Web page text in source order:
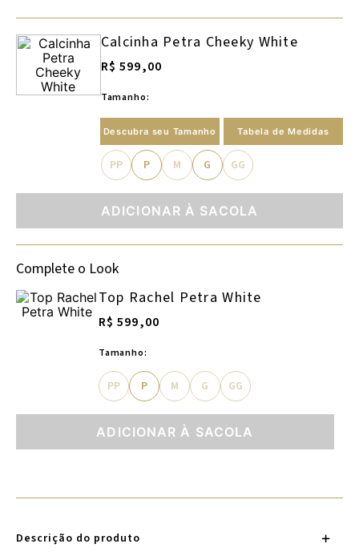
Calcinha Petra Cheeky White
R$ 599,00
Tamanho:
Descubra seu Tamanho Tabela de Medidas
PP P M G GG
ADICIONAR À SACOLA
Complete o Look
Top Rachel Petra White
R$ 599,00
Tamanho:
PP P M G GG
ADICIONAR À SACOLA
Descrição do produto